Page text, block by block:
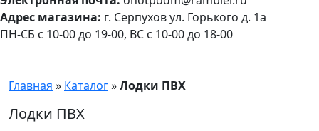
ПН-СБ с 10-00 до 19-00, ВС с 10-00 до 18-00
Адрес магазина: г. Серпухов ул. Горького д. 1а
Главная » Каталог»Лодки ПВХ
Лодки ПВХ